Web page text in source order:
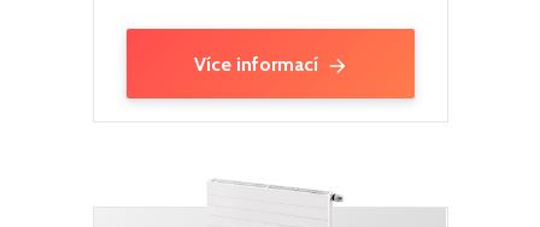
Více informací